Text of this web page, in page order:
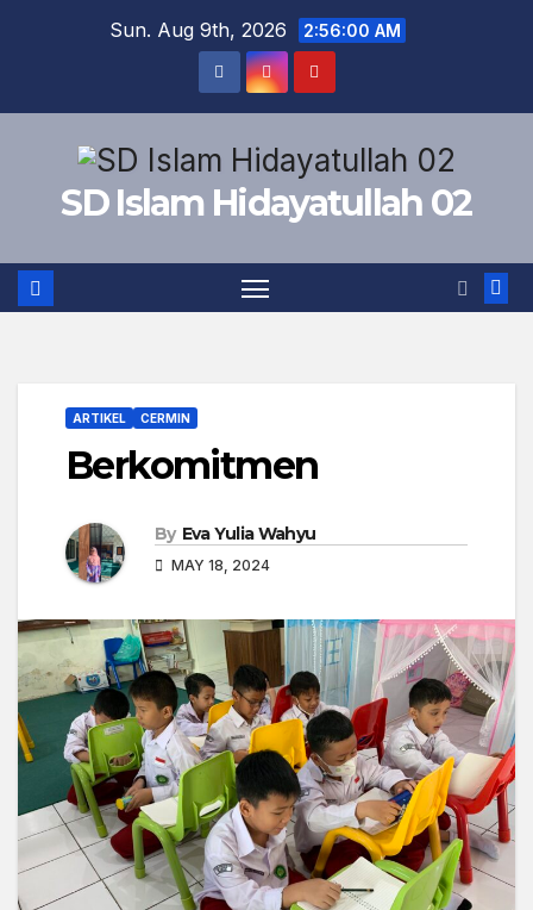
Sun. Aug 9th, 2026 2:56:01 AM
SD Islam Hidayatullah 02
ARTIKEL CERMIN
Berkomitmen
By Eva Yulia Wahyu
MAY 18, 2024